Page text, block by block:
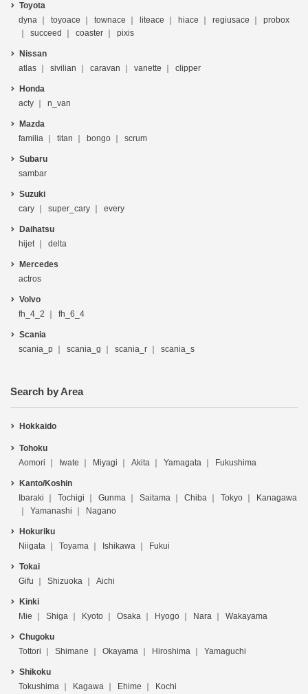
Toyota
dyna
toyoace townace liteace hiace regiusace
probox
succeed
coaster pixis
Nissan
atlas
sivilian caravan vanette clipper
Honda
acty
n_van
Mazda
familia
titan bongo scrum
Subaru
sambar
Suzuki
cary
super_cary every
Daihatsu
hijet
delta
Mercedes
actros
Volvo
fh_4_2
fh_6_4
Scania
scania_p
scania_g scania_r scania_s
Search by Area
Hokkaido
Tohoku
Aomori
Iwate Miyagi Akita Yamagata Fukushima
Kanto/Koshin
Ibaraki
Tochigi Gunma Saitama Chiba Tokyo
Kanagawa
Yamanashi
Nagano
Hokuriku
Niigata
Toyama Ishikawa Fukui
Tokai
Gifu
Shizuoka Aichi
Kinki
Mie
Shiga Kyoto Osaka Hyogo Nara Wakayama
Chugoku
Tottori
Shimane Okayama Hiroshima Yamaguchi
Shikoku
Tokushima
Kagawa Ehime Kochi